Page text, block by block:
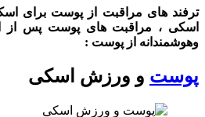
ترفند های مراقبت از پوست برای
اسکی ، مراقبت های پوست پس از
وهوشمندانه از پوست :
پوست و ورزش اسکی